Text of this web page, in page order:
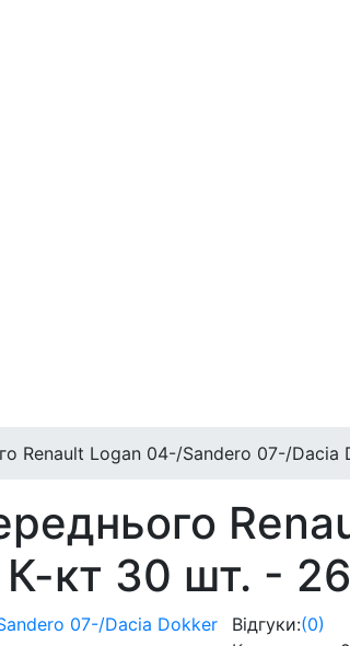
Renault Logan 04-/Sandero 07-/
кт 30 шт. -
Відгуки:(0)